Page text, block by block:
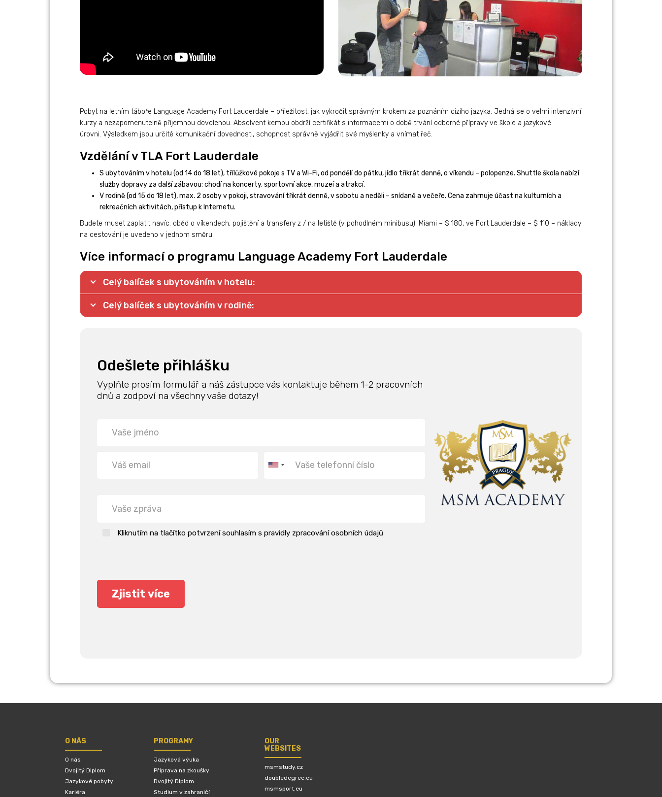
Pobyt na letním táboře Language Academy Fort Lauderdale – příležitost, jak vykročit správným krokem za poznáním cizího jazyka. Jedná se o velmi intenzivní
kurzy a nezapomenutelně příjemnou dovolenou. Absolvent kempu obdrží certifikát s informacemi o době trvání odborné přípravy ve škole a jazykové
úrovni. Výsledkem jsou určité komunikační dovednosti, schopnost správně vyjádřit své myšlenky a vnímat řeč.
Vzdělání v TLA Fort Lauderdale
S ubytováním v hotelu (od 14 do 18 let), třílůžkové pokoje s TV a Wi-Fi, od pondělí do pátku, jídlo třikrát denně, o víkendu – polopenze. Shuttle škola nabízí
služby dopravy za další zábavou: chodí na koncerty, sportovní akce, muzeí a atrakcí.
V rodině (od 15 do 18 let), max. 2 osoby v pokoji, stravování třikrát denně, v sobotu a neděli – snídaně a večeře. Cena zahrnuje účast na kulturních a
rekreačních aktivitách, přístup k Internetu.
Budete muset zaplatit navíc: oběd o víkendech, pojištění a transfery z / na letiště (v pohodlném minibusu): Miami – $ 180, ve Fort Lauderdale – $ 110 – náklady
na cestování je uvedeno v jednom směru.
Více informací o programu Language Academy Fort Lauderdale
Celý balíček s ubytováním v hotelu:
Celý balíček s ubytováním v rodině:
Odešlete přihlášku
Vyplňte prosím formulář a náš zástupce vás kontaktuje během 1-2 pracovních
dnů a zodpoví na všechny vaše dotazy!
Kliknutím na tlačítko potvrzení souhlasím s pravidly zpracování osobních údajů
O NÁS
O nás
Dvojitý Diplom
Jazykové pobyty
Kariéra
PROGRAMY
Jazyková výuka
Příprava na zkoušky
Dvojitý Diplom
Studium v zahraničí
OUR
WEBSITES
msmstudy.cz
doubledegree.eu
msmsport.eu